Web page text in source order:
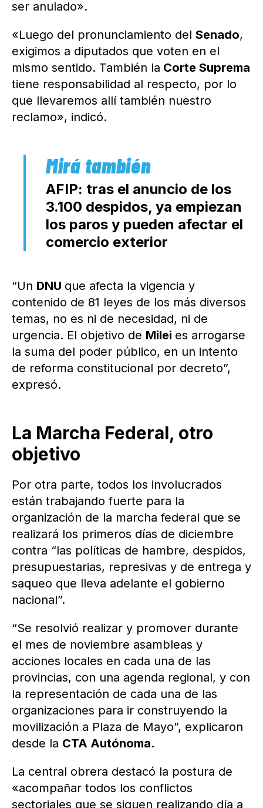
ser anulado».
«Luego del pronunciamiento del Senado,
exigimos a diputados que voten en el
mismo sentido. También la Corte Suprema
tiene responsabilidad al respecto, por lo
que llevaremos allí también nuestro
reclamo», indicó.
AFIP: tras el anuncio de los
3.100 despidos, ya empiezan
los paros y pueden afectar el
comercio exterior
“Un DNU que afecta la vigencia y
contenido de 81 leyes de los más diversos
temas, no es ni de necesidad, ni de
urgencia. El objetivo de Milei es arrogarse
la suma del poder público, en un intento
de reforma constitucional por decreto”,
expresó.
La Marcha Federal, otro
objetivo
Por otra parte, todos los involucrados
están trabajando fuerte para la
organización de la marcha federal que se
realizará los primeros días de diciembre
contra “las políticas de hambre, despidos,
presupuestarias, represivas y de entrega y
saqueo que lleva adelante el gobierno
nacional”.
“Se resolvió realizar y promover durante
el mes de noviembre asambleas y
acciones locales en cada una de las
provincias, con una agenda regional, y con
la representación de cada una de las
organizaciones para ir construyendo la
movilización a Plaza de Mayo”, explicaron
desde la CTA Autónoma.
La central obrera destacó la postura de
«acompañar todos los conflictos
sectoriales que se siguen realizando día a